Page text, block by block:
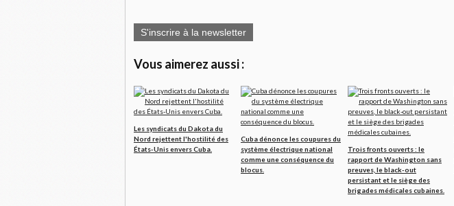
S'inscrire à la newsletter
Vous aimerez aussi :
Les syndicats du Dakota du
Nord rejettent l'hostilité des
États-Unis envers Cuba.
Cuba dénonce les coupures du
système électrique national
comme une conséquence du
blocus.
Trois fronts ouverts : le
rapport de Washington sans
preuves, le black-out
persistant et le siège des
brigades médicales cubaines.